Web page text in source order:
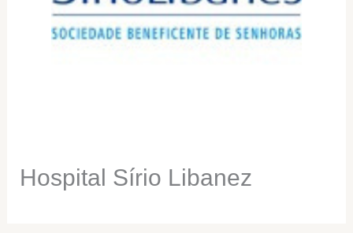
Hospital Sírio Libanez